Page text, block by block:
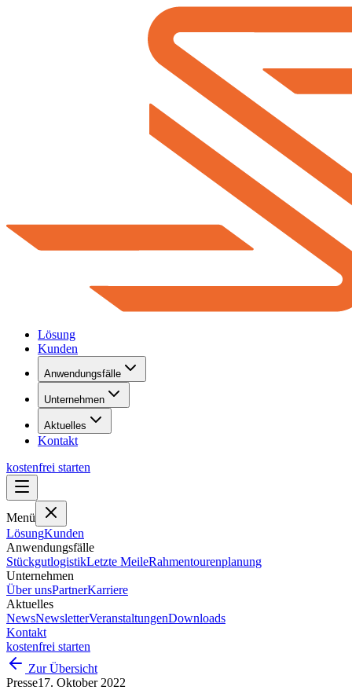
Lösung
Kunden
Anwendungsfälle
Unternehmen
Aktuelles
Kontakt
kostenfrei starten
Menü
LösungKunden
Anwendungsfälle
StückgutlogistikLetzte MeileRahmentourenplanung
Unternehmen
Über unsPartnerKarriere
Aktuelles
NewsNewsletterVeranstaltungenDownloads
Kontakt
kostenfrei starten
Zur Übersicht
Presse17. Oktober 2022